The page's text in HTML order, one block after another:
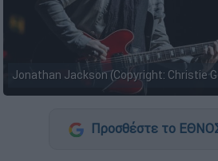
Jonathan Jackson (Copyright: Christie
Προσθέστε το